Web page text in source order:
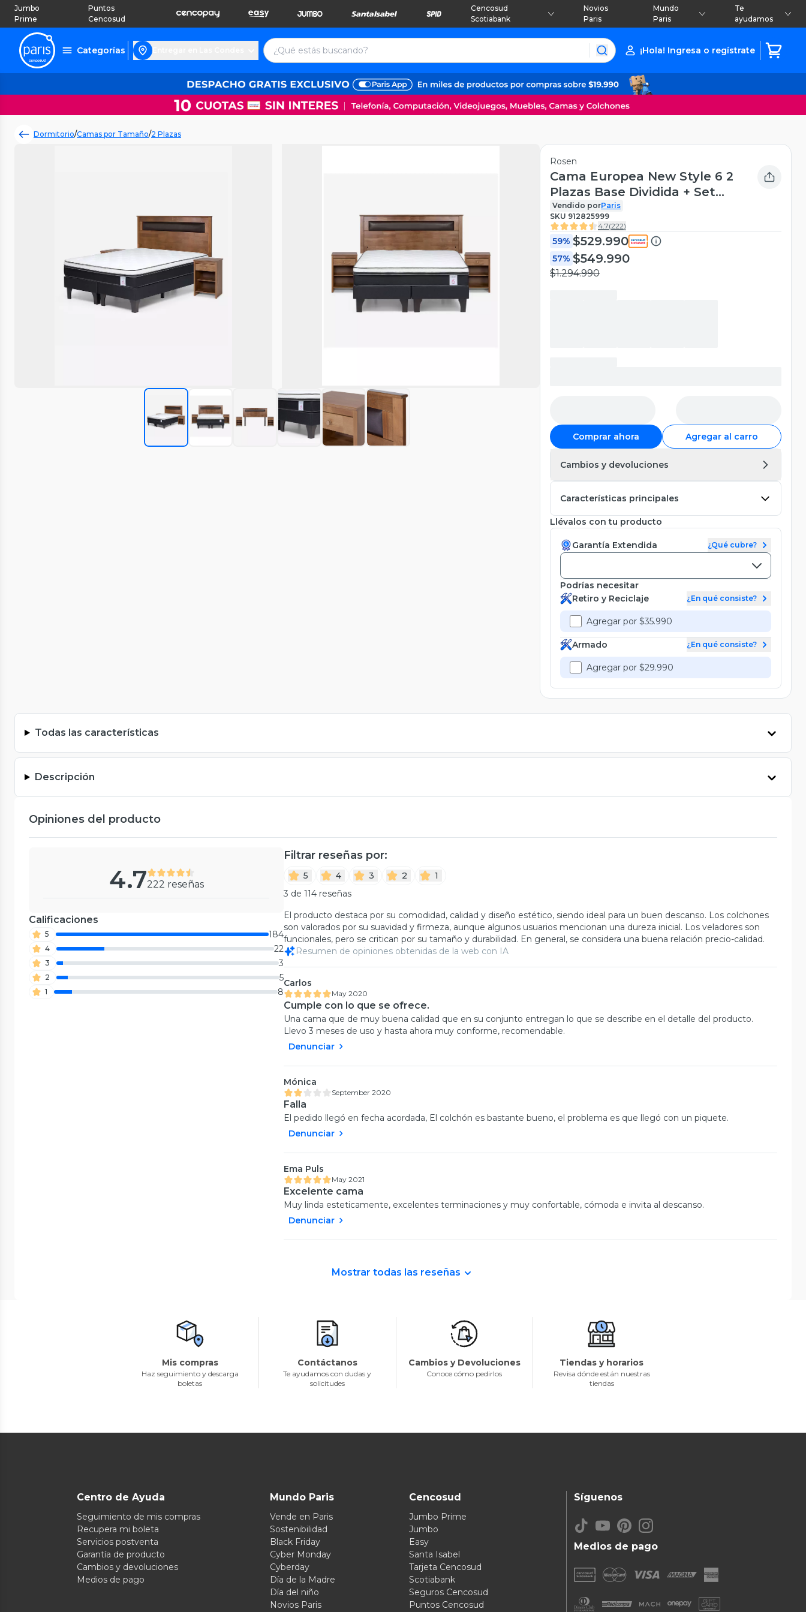
Jumbo
Prime
Puntos
Cencosud
Cencosud
Scotiabank
Novios
Paris
Mundo
Paris
Te
ayudamos
Categorías ¡Hola! Ingresa o regístrate
Dormitorio/Camas por Tamaño/2 Plazas
Rosen
Cama Europea New Style 6 2
Plazas Base Dividida + Set
Muebles Ferrara
Vendido porParis
SKU 912825999
4.7(222)
59% $529.990
57% $549.990
$1.294.990
Comprar ahora Agregar al carro
Cambios y devoluciones
Características principales
Llévalos con tu producto
Garantía Extendida ¿Qué cubre?
Podrías necesitar
Retiro y Reciclaje
¿En qué consiste?
Agregar por $35.990
Armado ¿En qué consiste?
Agregar por $29.990
Todas las características
Descripción
Opiniones del producto
4.7222 reseñas
Calificaciones
5 184
4 22
3 3
2 5
1 8
Filtrar reseñas por:
5 4 3 2
1
3 de 114 reseñas
El producto destaca por su comodidad, calidad y diseño estético, siendo ideal para un buen descanso. Los colchones
son valorados por su suavidad y firmeza, aunque algunos usuarios mencionan una dureza inicial. Los veladores son
funcionales, pero se critican por su tamaño y durabilidad. En general, se considera una buena relación precio-calidad.
Resumen de opiniones obtenidas de la web con IA
Carlos
May 2020
Cumple con lo que se ofrece.
Una cama que de muy buena calidad que en su conjunto entregan lo que se describe en el detalle del producto.
Llevo 3 meses de uso y hasta ahora muy conforme, recomendable.
Denunciar
Mónica
September 2020
Falla
El pedido llegó en fecha acordada, El colchón es bastante bueno, el problema es que llegó con un piquete.
Denunciar
Ema Puls
May 2021
Excelente cama
Muy linda esteticamente, excelentes terminaciones y muy confortable, cómoda e invita al descanso.
Denunciar
Mostrar todas las reseñas
Mis compras
Haz seguimiento y descarga
boletas
Contáctanos
Te ayudamos con dudas y
solicitudes
Cambios y Devoluciones
Conoce cómo pedirlos
Tiendas y horarios
Revisa dónde están nuestras
tiendas
Centro de Ayuda
Seguimiento de mis compras
Recupera mi boleta
Servicios postventa
Garantía de producto
Cambios y devoluciones
Medios de pago
Mundo Paris
Vende en Paris
Sostenibilidad
Black Friday
Cyber Monday
Cyberday
Día de la Madre
Día del niño
Novios Paris
Cencosud
Jumbo Prime
Jumbo
Easy
Santa Isabel
Tarjeta Cencosud
Scotiabank
Seguros Cencosud
Puntos Cencosud
Medios de pago
Síguenos